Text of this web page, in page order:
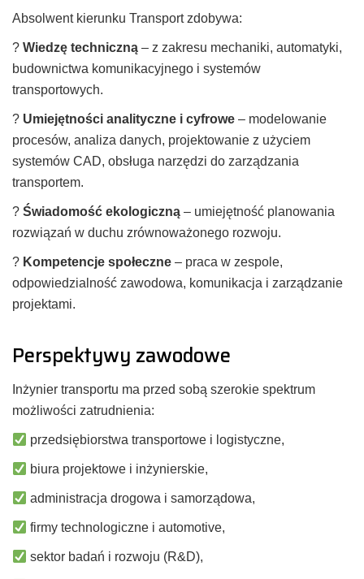
Absolwent kierunku Transport zdobywa:
? Wiedzę techniczną – z zakresu mechaniki, automatyki,
budownictwa komunikacyjnego i systemów
transportowych.
? Umiejętności analityczne i cyfrowe – modelowanie
procesów, analiza danych, projektowanie z użyciem
systemów CAD, obsługa narzędzi do zarządzania
transportem.
? Świadomość ekologiczną – umiejętność planowania
rozwiązań w duchu zrównoważonego rozwoju.
? Kompetencje społeczne – praca w zespole,
odpowiedzialność zawodowa, komunikacja i zarządzanie
projektami.
Perspektywy zawodowe
Inżynier transportu ma przed sobą szerokie spektrum
możliwości zatrudnienia:
przedsiębiorstwa transportowe i logistyczne,
biura projektowe i inżynierskie,
administracja drogowa i samorządowa,
firmy technologiczne i automotive,
sektor badań i rozwoju (R&D),